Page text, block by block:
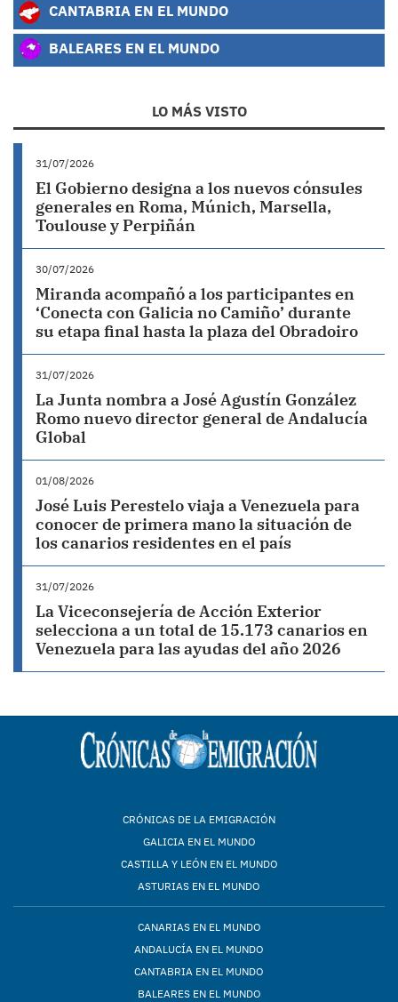
CANTABRIA EN EL MUNDO
BALEARES EN EL MUNDO
LO MÁS VISTO
31/07/2026
El Gobierno designa a los nuevos cónsules
generales en Roma, Múnich, Marsella,
Toulouse y Perpiñán
30/07/2026
Miranda acompañó a los participantes en
‘Conecta con Galicia no Camiño’ durante
su etapa final hasta la plaza del Obradoiro
31/07/2026
La Junta nombra a José Agustín González
Romo nuevo director general de Andalucía
Global
01/08/2026
José Luis Perestelo viaja a Venezuela para
conocer de primera mano la situación de
los canarios residentes en el país
31/07/2026
La Viceconsejería de Acción Exterior
selecciona a un total de 15.173 canarios en
Venezuela para las ayudas del año 2026
CRÓNICAS DE LA EMIGRACIÓN
GALICIA EN EL MUNDO
CASTILLA Y LEÓN EN EL MUNDO
ASTURIAS EN EL MUNDO
CANARIAS EN EL MUNDO
ANDALUCÍA EN EL MUNDO
CANTABRIA EN EL MUNDO
BALEARES EN EL MUNDO